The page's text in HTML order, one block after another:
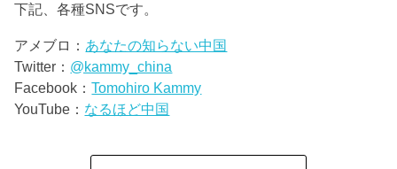
下記、各種SNSです。
アメブロ： あなたの知らない中国
Twitter： @kammy_china
Facebook：Tomohiro Kammy
YouTube： なるほど中国